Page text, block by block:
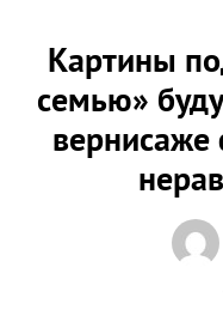
Картины
семью»
вернисаже